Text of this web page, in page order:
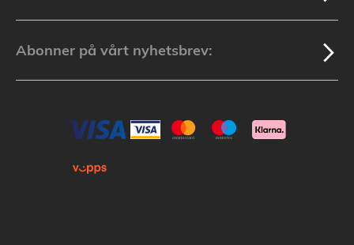
Abonner på vårt nyhetsbrev: